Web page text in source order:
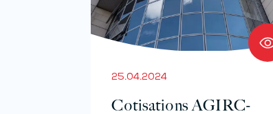
25.04.2024
Cotisations AGIRC-